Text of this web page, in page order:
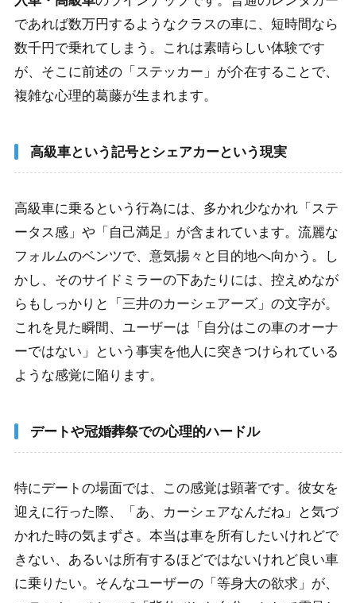
であれば数万円するようなクラスの車に、短時間なら
数千円で乗れてしまう。これは素晴らしい体験です
が、そこに前述の「ステッカー」が介在することで、
複雑な心理的葛藤が生まれます。
高級車という記号とシェアカーという現実
高級車に乗るという行為には、多かれ少なかれ「ステ
ータス感」や「自己満足」が含まれています。流麗な
フォルムのベンツで、意気揚々と目的地へ向かう。し
かし、そのサイドミラーの下あたりには、控えめなが
らもしっかりと「三井のカーシェアーズ」の文字が。
これを見た瞬間、ユーザーは「自分はこの車のオーナ
ーではない」という事実を他人に突きつけられている
ような感覚に陥ります。
デートや冠婚葬祭での心理的ハードル
特にデートの場面では、この感覚は顕著です。彼女を
迎えに行った際、「あ、カーシェアなんだね」と気づ
かれた時の気まずさ。本当は車を所有したいけれどで
きない、あるいは所有するほどではないけれど良い車
に乗りたい。そんなユーザーの「等身大の欲求」が、